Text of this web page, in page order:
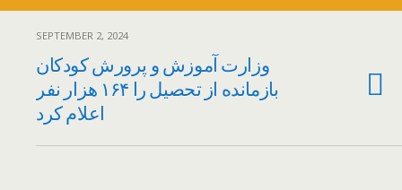
SEPTEMBER 2, 2024
وزارت آموزش و پرورش کودکان
بازمانده از تحصیل را ۱۶۴ هزار نفر
اعلام کرد